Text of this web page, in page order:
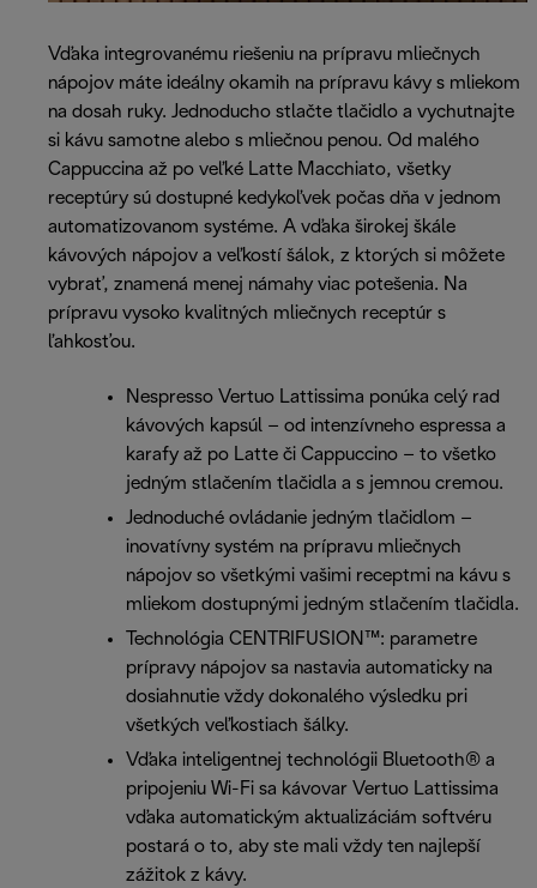
Vďaka integrovanému riešeniu na prípravu mliečnych
nápojov máte ideálny okamih na prípravu kávy s mliekom
na dosah ruky. Jednoducho stlačte tlačidlo a vychutnajte
si kávu samotne alebo s mliečnou penou. Od malého
Cappuccina až po veľké Latte Macchiato, všetky
receptúry sú dostupné kedykoľvek počas dňa v jednom
automatizovanom systéme. A vďaka širokej škále
kávových nápojov a veľkostí šálok, z ktorých si môžete
vybrať, znamená menej námahy viac potešenia. Na
prípravu vysoko kvalitných mliečnych receptúr s
ľahkosťou.
Nespresso Vertuo Lattissima ponúka celý rad
kávových kapsúl – od intenzívneho espressa a
karafy až po Latte či Cappuccino – to všetko
jedným stlačením tlačidla a s jemnou cremou.
Jednoduché ovládanie jedným tlačidlom –
inovatívny systém na prípravu mliečnych
nápojov so všetkými vašimi receptmi na kávu s
mliekom dostupnými jedným stlačením tlačidla.
Technológia CENTRIFUSION™: parametre
prípravy nápojov sa nastavia automaticky na
dosiahnutie vždy dokonalého výsledku pri
všetkých veľkostiach šálky.
Vďaka inteligentnej technológii Bluetooth® a
pripojeniu Wi-Fi sa kávovar Vertuo Lattissima
vďaka automatickým aktualizáciám softvéru
postará o to, aby ste mali vždy ten najlepší
zážitok z kávy.